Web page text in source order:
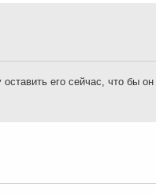
его сейчас, что бы